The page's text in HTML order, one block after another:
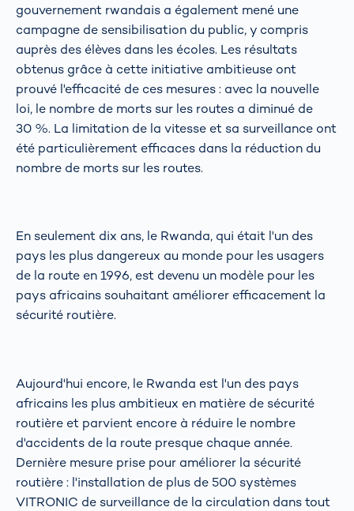
gouvernement rwandais a également mené une
campagne de sensibilisation du public, y compris
auprès des élèves dans les écoles. Les résultats
obtenus grâce à cette initiative ambitieuse ont
prouvé l'efficacité de ces mesures : avec la nouvelle
loi, le nombre de morts sur les routes a diminué de
30 %. La limitation de la vitesse et sa surveillance ont
été particulièrement efficaces dans la réduction du
nombre de morts sur les routes.
En seulement dix ans, le Rwanda, qui était l'un des
pays les plus dangereux au monde pour les usagers
de la route en 1996, est devenu un modèle pour les
pays africains souhaitant améliorer efficacement la
sécurité routière.
Aujourd'hui encore, le Rwanda est l'un des pays
africains les plus ambitieux en matière de sécurité
routière et parvient encore à réduire le nombre
d'accidents de la route presque chaque année.
Dernière mesure prise pour améliorer la sécurité
routière : l'installation de plus de 500 systèmes
VITRONIC de surveillance de la circulation dans tout